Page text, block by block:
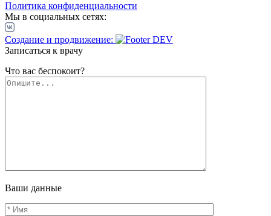
Политика конфиденциальности
Мы в социальных сетях:
Создание и продвижение:
Записаться к врачу
Что вас беспокоит?
Ваши данные